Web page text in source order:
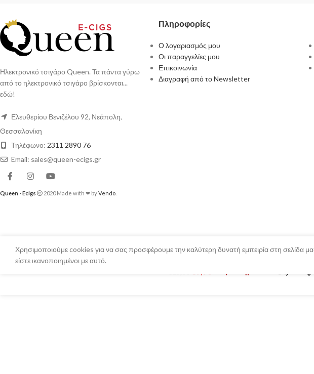
Ηλεκτρονικό τσιγάρο Queen. Τα πάντα γύρω
από το ηλεκτρονικό τσιγάρο βρίσκονται...
εδώ!
Ελευθερίου Βενιζέλου 92, Νεάπολη,
Θεσσαλονίκη
Τηλέφωνο: 2311 2890 76
Email: sales@queen-ecigs.gr
Πληροφορίες
Ο λογαριασμός μου
Οι παραγγελίες μου
Επικοινωνία
Διαγραφή από το Newsletter
Queen - Ecigs 2020 Made with ❤ byVendo
Χρησιμοποιούμε cookies για να σας προσφέρουμε την καλύτερη δυνατή εμπειρία στη σελίδα
είστε ικανοποιημένοι με αυτό.